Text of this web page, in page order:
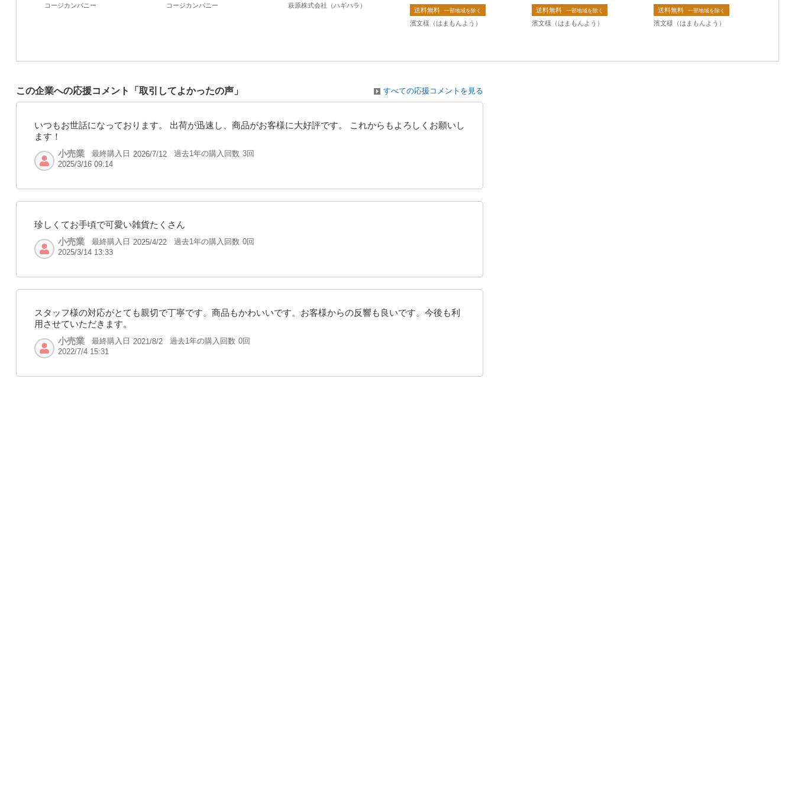
ハンカチ
コージカンパニー
ランナー
コージカンパニー
ソート
萩原株式会社（ハギハラ）
行機
送料無料 一部地域を除く
濱文様（はまもんよう）
とビール
送料無料 一部地域を除く
濱文様（はまもんよう）
とおにぎり
送料無料 一部地域を除く
濱文様（はまもんよう）
この企業への応援コメント「取引してよかったの声」 すべての応援コメントを見る
いつもお世話になっております。 出荷が迅速し、商品がお客様に大好評です。 これからもよろしくお願いし
ます！
小売業
最終購入日 2026/7/12 過去1年の購入回数 3回
2025/3/16 09:14
珍しくてお手頃で可愛い雑貨たくさん
小売業
最終購入日 2025/4/22 過去1年の購入回数 0回
2025/3/14 13:33
スタッフ様の対応がとても親切で丁寧です。商品もかわいいです。お客様からの反響も良いです。今後も利
用させていただきます。
小売業
最終購入日 2021/8/2 過去1年の購入回数 0回
2022/7/4 15:31